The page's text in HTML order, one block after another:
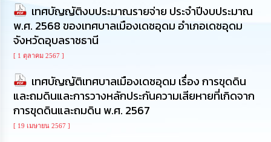
การ
เงิน
การ
คลัง
นโยบาย
No
Gift
Policy
เทศบัญญัติงบประมาณรายจ่าย ประจำปีงบประมาณ
พ.ศ. 2568 ของเทศบาลเมืองเดชอุดม อำเภอเดชอุดม
จังหวัดอุบลราชธานี
[ 1 ตุลาคม 2567 ]
เทศบัญญัติเทศบาลเมืองเดชอุดม เรื่อง การขุดดิน
และถมดินและการวางหลักประกันความเสียหายที่เกิดจาก
การขุดดินและถมดิน พ.ศ. 2567
[ 19 เมษายน 2567 ]